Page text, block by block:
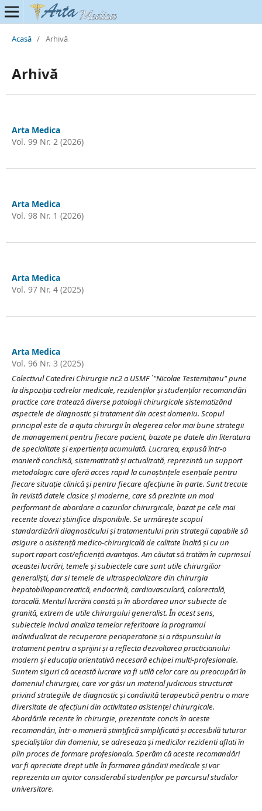
Acasă / Arhivă
Arhivă
Arta Medica
Vol. 99 Nr. 2 (2026)
Arta Medica
Vol. 98 Nr. 1 (2026)
Arta Medica
Vol. 97 Nr. 4 (2025)
Arta Medica
Vol. 96 Nr. 3 (2025)
Colectivul Catedrei Chirurgie nr.2 a USMF `"Nicolae Testemițanu" pune
la dispoziția cadrelor medicale, rezidenților și studenților recomandări
practice care tratează diverse patologii chirurgicale sistematizănd
aspectele de diagnostic și tratament din acest domeniu. Scopul
principal este de a ajuta chirurgii în alegerea celor mai bune strategii
de management pentru fiecare pacient, bazate pe datele din literatura
de specialitate și expertiența acumulată. Lucrarea, expusă într-o
manieră conchisă, sistematizată și actualizată, reprezintă un support
metodologic care oferă acces rapid la cunoștințele esențiale pentru
fiecare situație clinică și pentru fiecare afecțiune în parte. Sunt trecute
în revistă datele clasice și moderne, care să prezinte un mod
performant de abordare a cazurilor chirurgicale, bazat pe cele mai
recente dovezi știinifice disponibile. Se urmărește scopul
standardizării diagnosticului și tratamentului prin strategii capabile să
asigure o asistență medico-chirurgicală de calitate înaltă și cu un
suport raport cost/eficiență avantajos. Am căutat să tratăm în cuprinsul
aceastei lucrări, temele și subiectele care sunt utile chirurgilior
generaliști, dar si temele de ultraspecializare din chirurgia
hepatobiliopancreatică, endocrină, cardiovasculară, colorectală,
toracală. Meritul lucrării constă și în abordarea unor subiecte de
granită, extrem de utile chirurgului generalist. În acest sens,
subiectele includ analiza temelor referitoare la programul
individualizat de recuperare perioperatorie și a răspunsului la
tratament pentru a sprijini și a reflecta dezvoltarea practicianului
modern și educația orientativă necesară echipei multi-profesionale.
Suntem siguri că această lucrare va fi utilă celor care au preocupări în
domeniul chirurgiei, care vor găsi un material judicious structurat
privind strategiile de diagnostic și condiuită terapeutică pentru o mare
diversitate de afecțiuni din activitatea asistenței chirurgicale.
Abordările recente în chirurgie, prezentate concis în aceste
recomandări, într-o manieră științifică simplificată şi accesibilă tuturor
specialiştilor din domeniu, se adreseaza și medicilor rezidenti aflati în
plin proces de formare profesionala. Sperăm că aceste recomandări
vor fi apreciate drept utile în formarea găndirii medicale și vor
reprezenta un ajutor considerabil studenților pe parcursul studiilor
universitare.